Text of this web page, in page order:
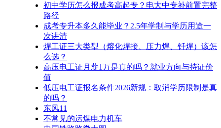
初中学历怎么报成考高起专？电大中专补前置完整
路径
成考专升本多久能毕业？2.5年学制与学历用途一
次讲清
焊工证三大类型（熔化焊接、压力焊、钎焊）该怎
么选？
高压电工证月薪1万是真的吗？就业方向与持证价
值
低压电工证报名条件2026新规：取消学历限制是真
的吗？
东风11
不常见的运煤电力机车